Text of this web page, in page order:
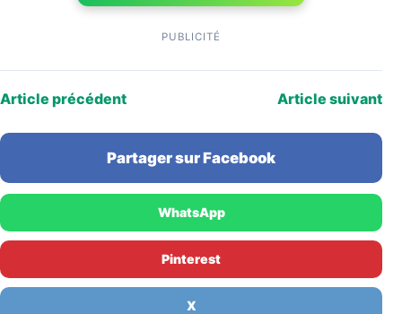
PUBLICITÉ
Article précédent Article suivant
Partager sur Facebook
WhatsApp
Pinterest
X